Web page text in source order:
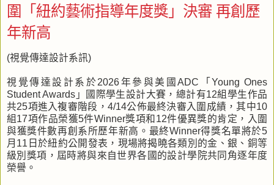
圍「紐約藝術指導年度獎」決審 再創歷
年新高
(視覺傳達設計系訊)
視覺傳達設計系於2026年參與美國ADC「Young Ones
Student Awards」國際學生設計大賽，總計有12組學生作品
共25項進入複審階段，4/14公佈最終決審入圍成績，其中10
組17項作品榮獲5件Winner獎項和12件優異獎的肯定，入圍
與獲獎件數再創系所歷年新高。最終Winner得獎名單將於5
月11日於紐約公開發表，現場將揭曉各類別的金、銀、銅等
級別獎項，屆時將與來自世界各國的設計學院共同角逐年度
榮譽。